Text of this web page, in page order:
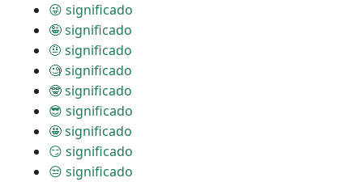
😜 significado
🤪 significado
🤨 significado
🧐 significado
🤓 significado
😎 significado
🤩 significado
😏 significado
😒 significado